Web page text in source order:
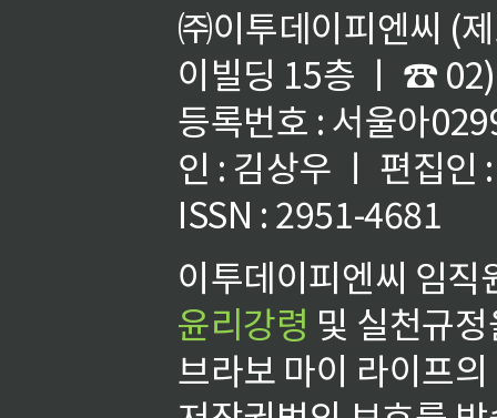
㈜이투데이피엔씨 (
이빌딩 15층 ㅣ ☎
등록번호 : 서울아
인 : 김상우 ㅣ 편집인
ISSN : 2951-4681
이투데이피엔씨 임
윤리강령 및 실천규
브라보 마이 라이프